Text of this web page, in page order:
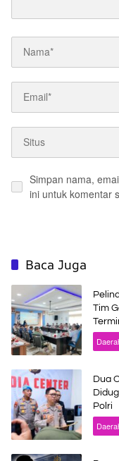
Simpan nama,
ini untuk komentar
Baca Juga
Tim
Dua
Polri